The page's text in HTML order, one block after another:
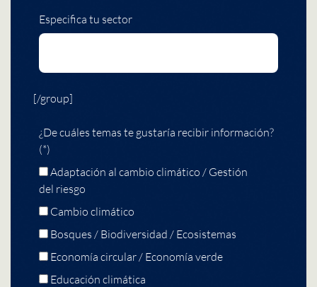
Especifica tu sector
[/group]
¿De cuáles temas te gustaría recibir información?
(*)
Adaptación al cambio climático / Gestión
del riesgo
Cambio climático
Bosques / Biodiversidad / Ecosistemas
Economía circular / Economía verde
Educación climática